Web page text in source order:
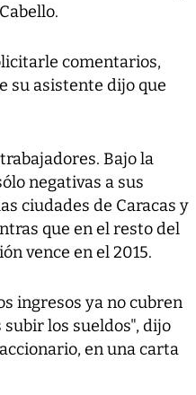
comentarios,
su asistente dijo que
Bajo la
negativas a sus
ciudades de Caracas y
que en el resto del
vence en el 2015.
ingresos ya no cubren
los sueldos", dijo
en una carta